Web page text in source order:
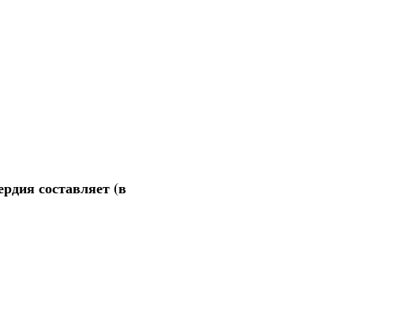
составляет (в